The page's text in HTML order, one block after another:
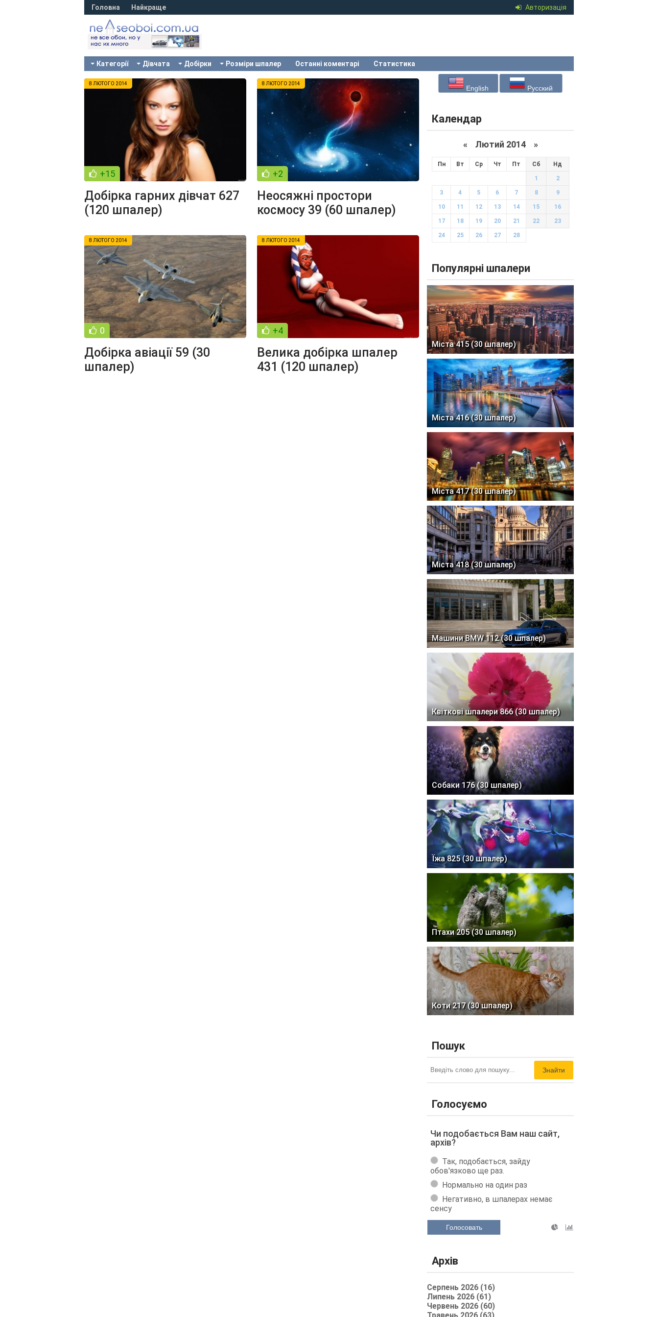
Авторизація
Головна Найкраще
Категорії Дівчата Добірки Розміри шпалер Останні коментарі Статистика
8 ЛЮТОГО 2014
+15
Добірка гарних дівчат 627
(120 шпалер)
8 ЛЮТОГО 2014
+2
Неосяжні простори
космосу 39 (60 шпалер)
8 ЛЮТОГО 2014
0
Добірка авіації 59 (30
шпалер)
8 ЛЮТОГО 2014
+4
Велика добірка шпалер
431 (120 шпалер)
English Русский
Календар
« Лютий 2014 »
Пн Вт Ср Чт Пт Сб Нд
1 2
3 4 5 6 7 8 9
10 11 12 13 14 15 16
17 18 19 20 21 22 23
24 25 26 27 28
Популярні шпалери
Міста 415 (30 шпалер)
Міста 416 (30 шпалер)
Міста 417 (30 шпалер)
Міста 418 (30 шпалер)
Машини BMW 112 (30 шпалер)
Квіткові шпалери 866 (30 шпалер)
Собаки 176 (30 шпалер)
Їжа 825 (30 шпалер)
Птахи 205 (30 шпалер)
Коти 217 (30 шпалер)
Пошук
Знайти
Голосуємо
Чи подобається Вам наш сайт,
архів?
Так, подобається, зайду
обов'язково ще раз.
Нормально на один раз
Негативно, в шпалерах немає
сенсу
Голосовать
Архів
Серпень 2026 (16)
Липень 2026 (61)
Червень 2026 (60)